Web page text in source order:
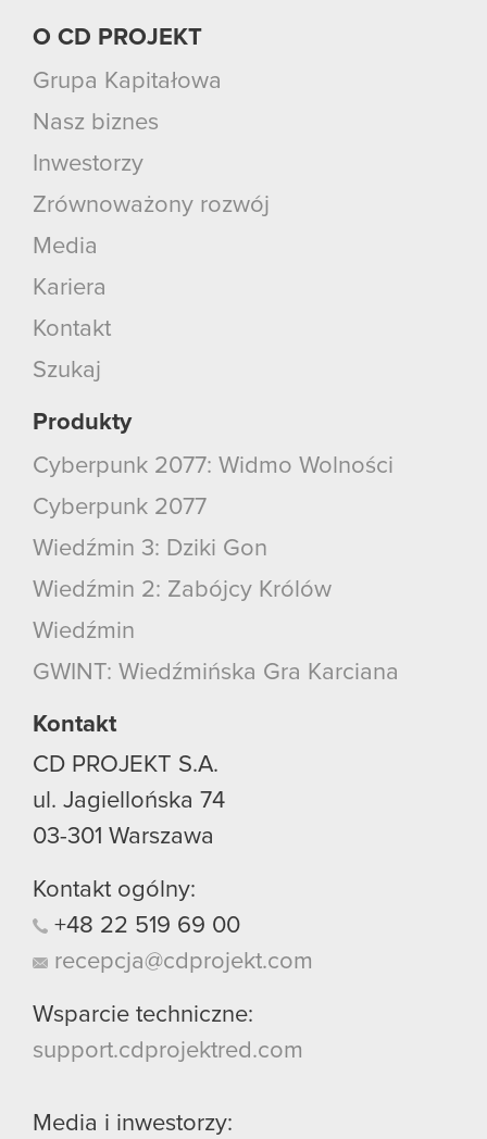
O CD PROJEKT
Grupa Kapitałowa
Nasz biznes
Inwestorzy
Zrównoważony rozwój
Media
Kariera
Kontakt
Szukaj
Produkty
Cyberpunk 2077: Widmo Wolności
Cyberpunk 2077
Wiedźmin 3: Dziki Gon
Wiedźmin 2: Zabójcy Królów
Wiedźmin
GWINT: Wiedźmińska Gra Karciana
Kontakt
CD PROJEKT S.A.
ul. Jagiellońska 74
03-301 Warszawa
Kontakt ogólny:
+48 22 519 69 00
recepcja@cdprojekt.com
Wsparcie techniczne:
support.cdprojektred.com
Media i inwestorzy: